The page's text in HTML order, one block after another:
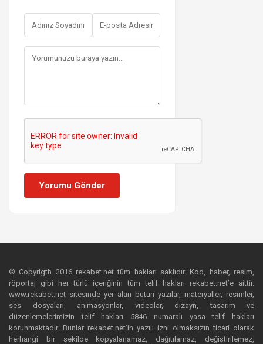
Yorumu Gönder
© Copyrigth 2016 rekabet.net tüm hakları saklıdır. Kod, haber, resim,
röportaj gibi her türlü içeriğinin tüm telif hakları rekabet.net’e aittir.
www.rekabet.net sitesinde yer alan bütün yazılar, materyaller, resimler,
ses dosyaları, animasyonlar, videolar, dizayn, tasarım ve
düzenlemelerimizin telif hakları 5846 numaralı yasa telif hakları
korunmaktadır. Bunlar rekabet.net’in yazılı izni olmaksızın ticari olarak
herhangi bir şekilde kopyalanamaz, dağıtılamaz, değiştirilemez,